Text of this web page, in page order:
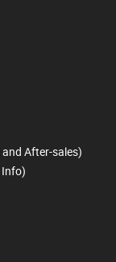
After-sales)